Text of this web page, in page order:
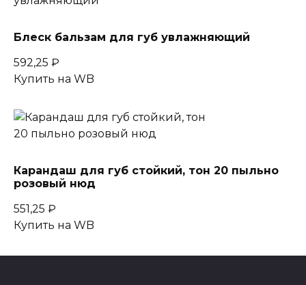
Блеск бальзам для губ увлажняющий
592,25 ₽
Купить на WB
Карандаш для губ стойкий, тон 20 пыльно
розовый нюд
551,25 ₽
Купить на WB